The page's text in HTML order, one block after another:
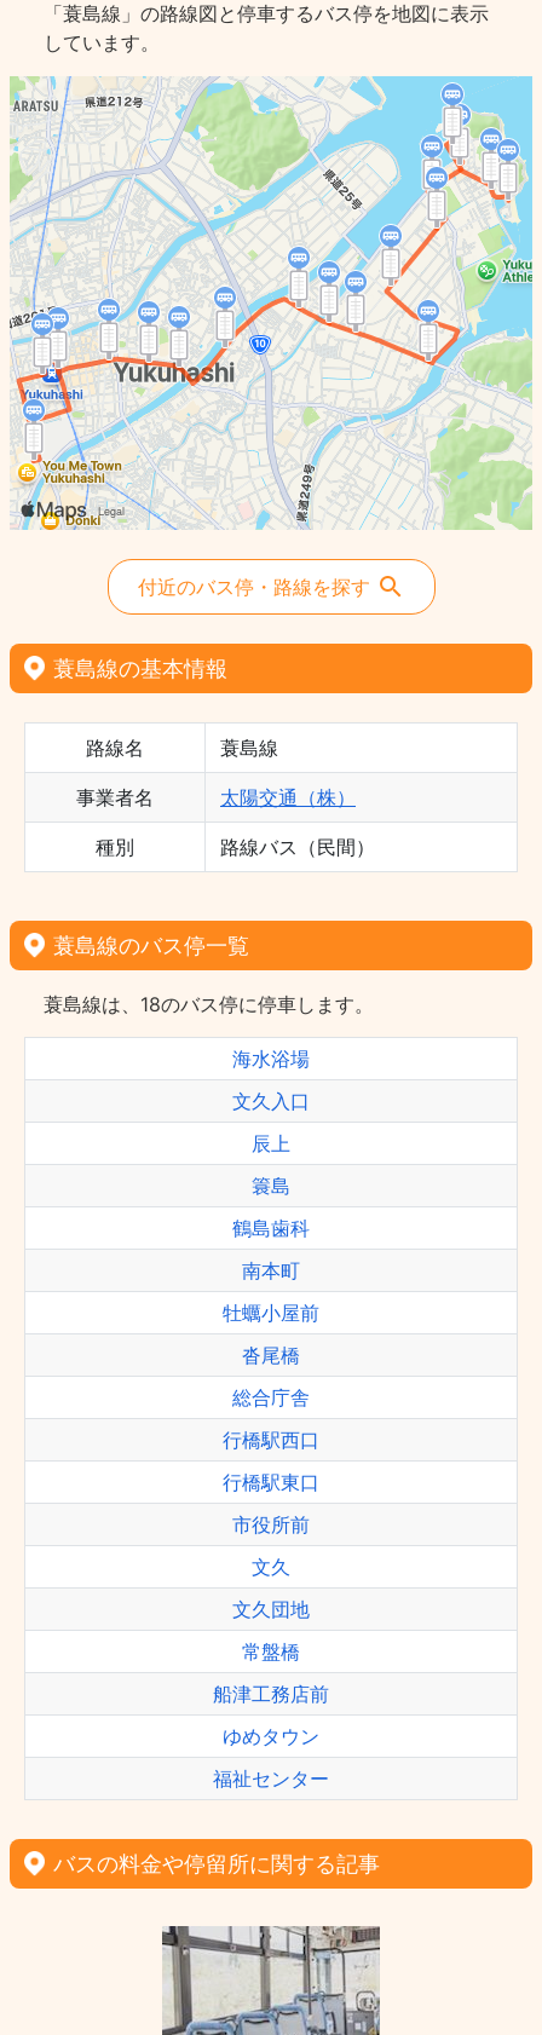
「蓑島線」の路線図と停車するバス停を地図に表示
しています。
付近のバス停・路線を探す
蓑島線の基本情報
路線名 蓑島線
事業者名 太陽交通（株）
種別 路線バス（民間）
蓑島線のバス停一覧
蓑島線は、18のバス停に停車します。
海水浴場
文久入口
辰上
簑島
鶴島歯科
南本町
牡蠣小屋前
沓尾橋
総合庁舎
行橋駅西口
行橋駅東口
市役所前
文久
文久団地
常盤橋
船津工務店前
ゆめタウン
福祉センター
バスの料金や停留所に関する記事